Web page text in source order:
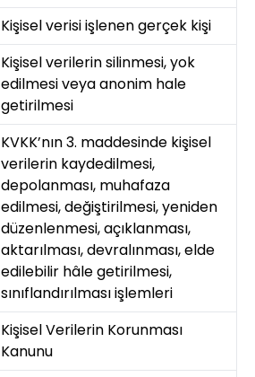
Kişisel verisi işlenen gerçek kişi
Kişisel verilerin silinmesi, yok
edilmesi veya anonim hale
getirilmesi
KVKK’nın 3. maddesinde kişisel
verilerin kaydedilmesi,
depolanması, muhafaza
edilmesi, değiştirilmesi, yeniden
düzenlenmesi, açıklanması,
aktarılması, devralınması, elde
edilebilir hâle getirilmesi,
sınıflandırılması işlemleri
Kişisel Verilerin Korunması
Kanunu